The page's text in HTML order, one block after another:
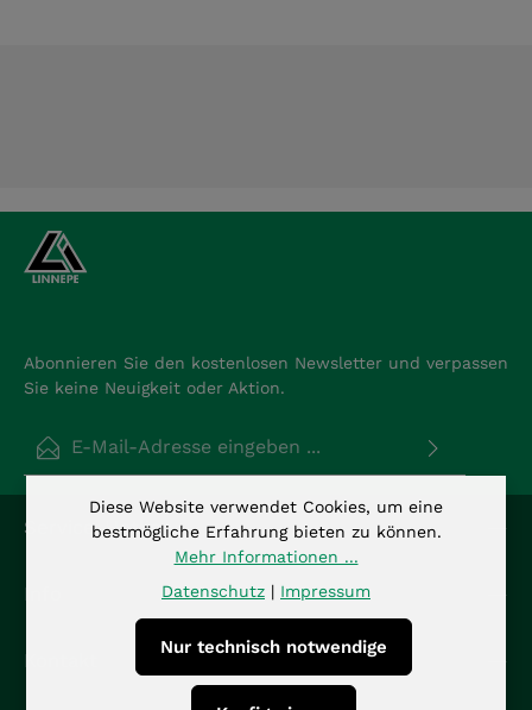
Abonnieren Sie den kostenlosen Newsletter und verpassen
Sie keine Neuigkeit oder Aktion.
Datenschutz
Ich habe dieDatenschutzbestimmungenzur
Kenntnis genommen und dieAGBgelesen und bin
mit ihnen einverstanden.
Die mit einem Stern (*) markierten Felder sind
Pflichtfelder.
Service-Hotline
Diese Website verwendet Cookies, um eine
bestmögliche Erfahrung bieten zu können.
Mehr Informationen ...
Datenschutz | Impressum
Nur technisch notwendige